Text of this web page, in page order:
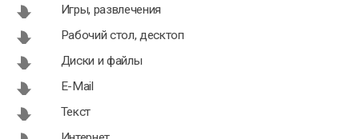
Игры, развлечения
Рабочий стол, десктоп
Диски и файлы
E-Mail
Текст